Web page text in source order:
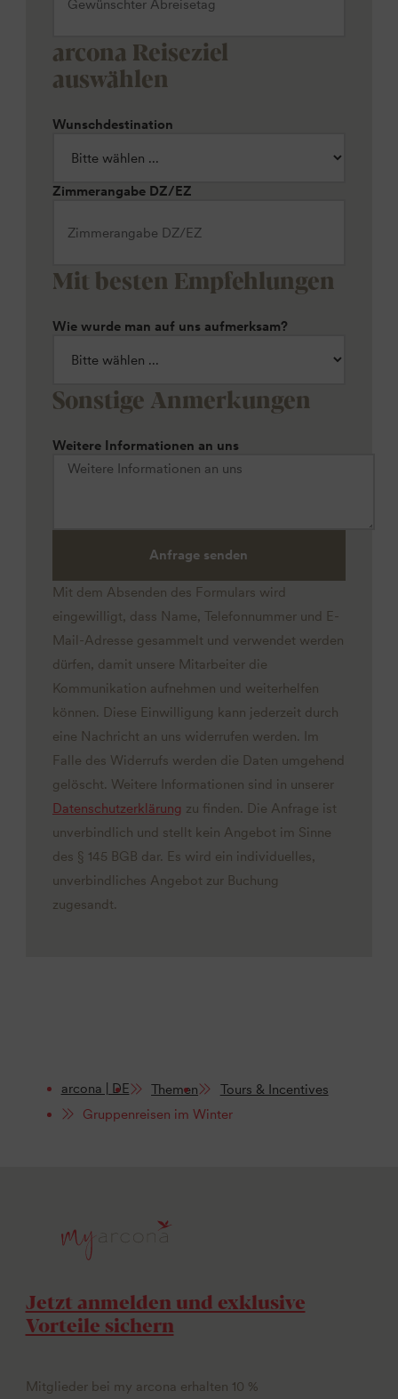
arcona Reiseziel
auswählen
Wunschdestination
Zimmerangabe DZ/EZ
Mit besten Empfehlungen
Wie wurde man auf uns aufmerksam?
Sonstige Anmerkungen
Weitere Informationen an uns
Anfrage senden
Mit dem Absenden des Formulars wird
eingewilligt, dass Name, Telefonnummer und E-
Mail-Adresse gesammelt und verwendet werden
dürfen, damit unsere Mitarbeiter die
Kommunikation aufnehmen und weiterhelfen
können. Diese Einwilligung kann jederzeit durch
eine Nachricht an uns widerrufen werden. Im
Falle des Widerrufs werden die Daten umgehend
gelöscht. Weitere Informationen sind in unserer
Datenschutzerklärung zu finden. Die Anfrage ist
unverbindlich und stellt kein Angebot im Sinne
des § 145 BGB dar. Es wird ein individuelles,
unverbindliches Angebot zur Buchung
zugesandt.
arcona | DE Themen
Tours & Incentives
Gruppenreisen im Winter
Jetzt anmelden und exklusive
Vorteile sichern
Mitglieder bei my arcona erhalten 10 %